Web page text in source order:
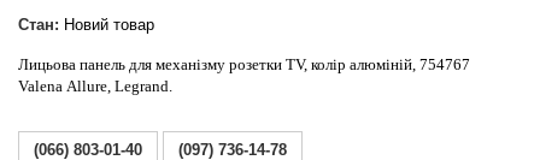
Стан: Новий товар
Лицьова панель для механізму розетки TV, колір алюміній, 754767
Valena Allure, Legrand.
(066) 803-01-40 (097) 736-14-78